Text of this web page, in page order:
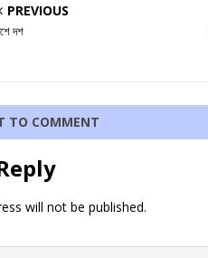
PREVIOUS
দশ
TO COMMENT
will not be published.